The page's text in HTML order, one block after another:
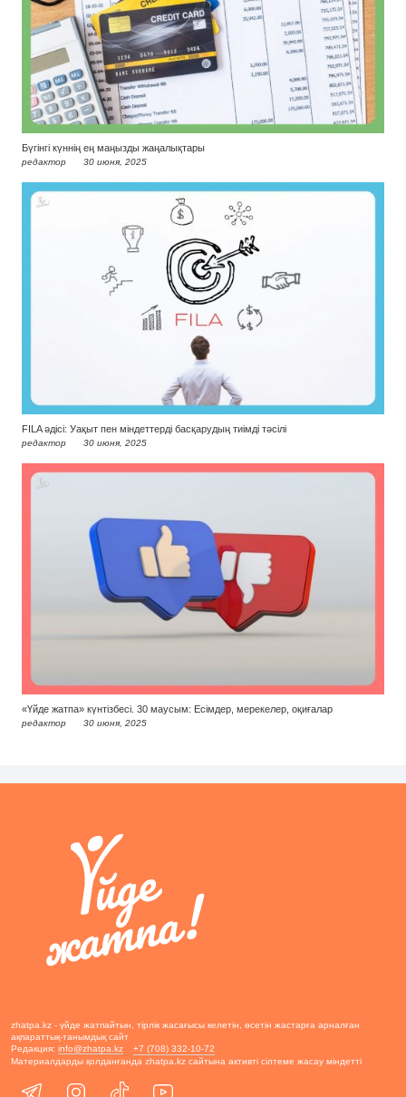
Бүгінгі күннің ең маңызды жаңалықтары
редактор 30 июня, 2025
FILA әдісі: Уақыт пен міндеттерді басқарудың тиімді тәсілі
редактор 30 июня, 2025
«Үйде жатпа» күнтізбесі. 30 маусым: Есімдер, мерекелер, оқиғалар
редактор 30 июня, 2025
zhatpa.kz - үйде жатпайтын, тірлік жасағысы келетін, өсетін жастарға арналған
ақпараттық-танымдық сайт
Редакция: info@zhatpa.kz
+7 (708) 332-10-72
Материалдарды қолданғанда zhatpa.kz сайтына активті сілтеме жасау міндетті